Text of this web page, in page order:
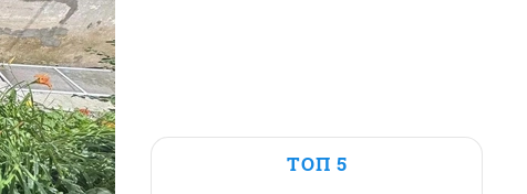
ТОП 5